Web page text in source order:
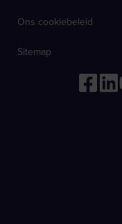
Ons cookiebeleid
Sitemap